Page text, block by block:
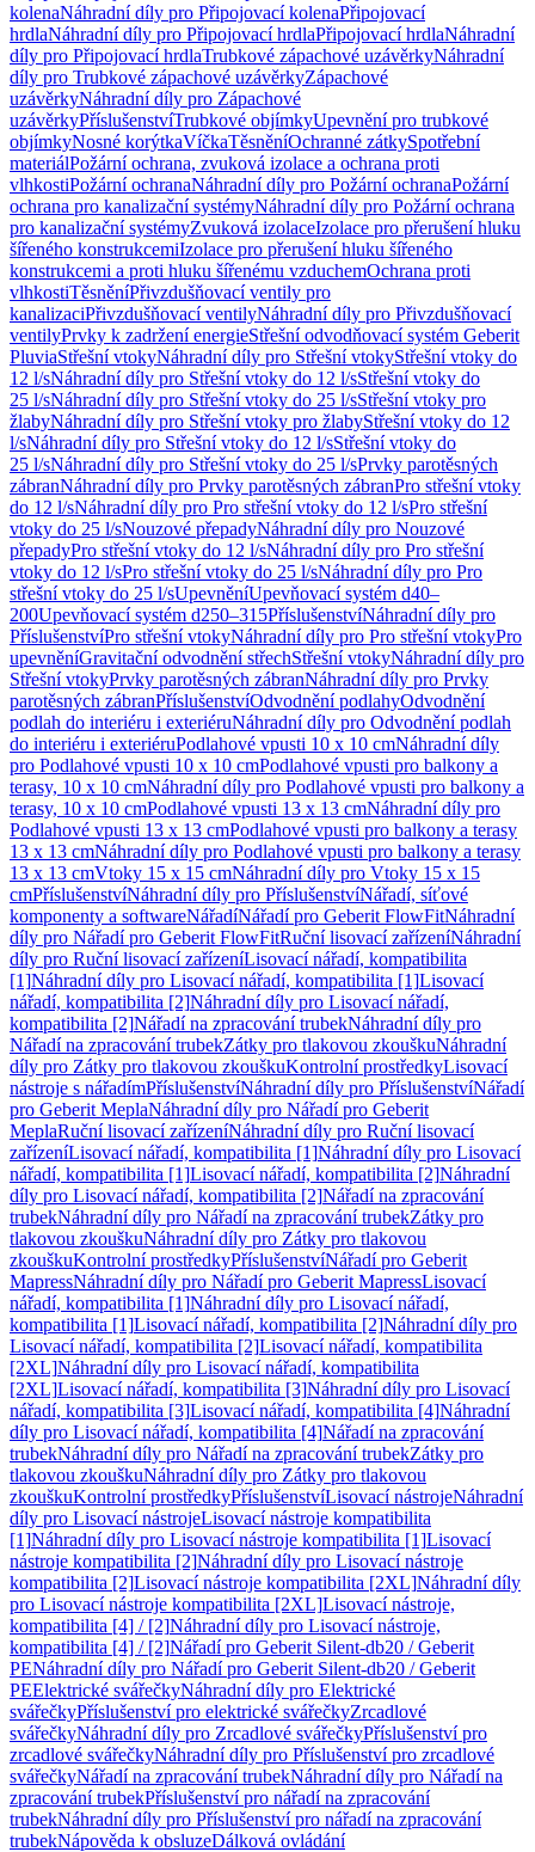
kolenaNáhradní díly pro Připojovací kolenaPřipojovací
hrdlaNáhradní díly pro Připojovací hrdlaPřipojovací hrdlaNáhradní
díly pro Připojovací hrdlaTrubkové zápachové uzávěrkyNáhradní
díly pro Trubkové zápachové uzávěrkyZápachové
uzávěrkyNáhradní díly pro Zápachové
uzávěrkyPříslušenstvíTrubkové objímkyUpevnění pro trubkové
objímkyNosné korýtkaVíčkaTěsněníOchranné zátkySpotřební
materiálPožární ochrana, zvuková izolace a ochrana proti
vlhkostiPožární ochranaNáhradní díly pro Požární ochranaPožární
ochrana pro kanalizační systémyNáhradní díly pro Požární ochrana
pro kanalizační systémyZvuková izolaceIzolace pro přerušení hluku
šířeného konstrukcemiIzolace pro přerušení hluku šířeného
konstrukcemi a proti hluku šířenému vzduchemOchrana proti
vlhkostiTěsněníPřivzdušňovací ventily pro
kanalizaciPřivzdušňovací ventilyNáhradní díly pro Přivzdušňovací
ventilyPrvky k zadržení energieStřešní odvodňovací systém Geberit
PluviaStřešní vtokyNáhradní díly pro Střešní vtokyStřešní vtoky do
12 l/sNáhradní díly pro Střešní vtoky do 12 l/sStřešní vtoky do
25 l/sNáhradní díly pro Střešní vtoky do 25 l/sStřešní vtoky pro
žlabyNáhradní díly pro Střešní vtoky pro žlabyStřešní vtoky do 12
l/sNáhradní díly pro Střešní vtoky do 12 l/sStřešní vtoky do
25 l/sNáhradní díly pro Střešní vtoky do 25 l/sPrvky parotěsných
zábranNáhradní díly pro Prvky parotěsných zábranPro střešní vtoky
do 12 l/sNáhradní díly pro Pro střešní vtoky do 12 l/sPro střešní
vtoky do 25 l/sNouzové přepadyNáhradní díly pro Nouzové
přepadyPro střešní vtoky do 12 l/sNáhradní díly pro Pro střešní
vtoky do 12 l/sPro střešní vtoky do 25 l/sNáhradní díly pro Pro
střešní vtoky do 25 l/sUpevněníUpevňovací systém d40–
200Upevňovací systém d250–315PříslušenstvíNáhradní díly pro
PříslušenstvíPro střešní vtokyNáhradní díly pro Pro střešní vtokyPro
upevněníGravitační odvodnění střechStřešní vtokyNáhradní díly pro
Střešní vtokyPrvky parotěsných zábranNáhradní díly pro Prvky
parotěsných zábranPříslušenstvíOdvodnění podlahyOdvodnění
podlah do interiéru i exteriéruNáhradní díly pro Odvodnění podlah
do interiéru i exteriéruPodlahové vpusti 10 x 10 cmNáhradní díly
pro Podlahové vpusti 10 x 10 cmPodlahové vpusti pro balkony a
terasy, 10 x 10 cmNáhradní díly pro Podlahové vpusti pro balkony a
terasy, 10 x 10 cmPodlahové vpusti 13 x 13 cmNáhradní díly pro
Podlahové vpusti 13 x 13 cmPodlahové vpusti pro balkony a terasy
13 x 13 cmNáhradní díly pro Podlahové vpusti pro balkony a terasy
13 x 13 cmVtoky 15 x 15 cmNáhradní díly pro Vtoky 15 x 15
cmPříslušenstvíNáhradní díly pro PříslušenstvíNářadí, síťové
komponenty a softwareNářadíNářadí pro Geberit FlowFitNáhradní
díly pro Nářadí pro Geberit FlowFitRuční lisovací zařízeníNáhradní
díly pro Ruční lisovací zařízeníLisovací nářadí, kompatibilita
[1]Náhradní díly pro Lisovací nářadí, kompatibilita [1]Lisovací
nářadí, kompatibilita [2]Náhradní díly pro Lisovací nářadí,
kompatibilita [2]Nářadí na zpracování trubekNáhradní díly pro
Nářadí na zpracování trubekZátky pro tlakovou zkouškuNáhradní
díly pro Zátky pro tlakovou zkouškuKontrolní prostředkyLisovací
nástroje s nářadímPříslušenstvíNáhradní díly pro PříslušenstvíNářadí
pro Geberit MeplaNáhradní díly pro Nářadí pro Geberit
MeplaRuční lisovací zařízeníNáhradní díly pro Ruční lisovací
zařízeníLisovací nářadí, kompatibilita [1]Náhradní díly pro Lisovací
nářadí, kompatibilita [1]Lisovací nářadí, kompatibilita [2]Náhradní
díly pro Lisovací nářadí, kompatibilita [2]Nářadí na zpracování
trubekNáhradní díly pro Nářadí na zpracování trubekZátky pro
tlakovou zkouškuNáhradní díly pro Zátky pro tlakovou
zkouškuKontrolní prostředkyPříslušenstvíNářadí pro Geberit
MapressNáhradní díly pro Nářadí pro Geberit MapressLisovací
nářadí, kompatibilita [1]Náhradní díly pro Lisovací nářadí,
kompatibilita [1]Lisovací nářadí, kompatibilita [2]Náhradní díly pro
Lisovací nářadí, kompatibilita [2]Lisovací nářadí, kompatibilita
[2XL]Náhradní díly pro Lisovací nářadí, kompatibilita
[2XL]Lisovací nářadí, kompatibilita [3]Náhradní díly pro Lisovací
nářadí, kompatibilita [3]Lisovací nářadí, kompatibilita [4]Náhradní
díly pro Lisovací nářadí, kompatibilita [4]Nářadí na zpracování
trubekNáhradní díly pro Nářadí na zpracování trubekZátky pro
tlakovou zkouškuNáhradní díly pro Zátky pro tlakovou
zkouškuKontrolní prostředkyPříslušenstvíLisovací nástrojeNáhradní
díly pro Lisovací nástrojeLisovací nástroje kompatibilita
[1]Náhradní díly pro Lisovací nástroje kompatibilita [1]Lisovací
nástroje kompatibilita [2]Náhradní díly pro Lisovací nástroje
kompatibilita [2]Lisovací nástroje kompatibilita [2XL]Náhradní díly
pro Lisovací nástroje kompatibilita [2XL]Lisovací nástroje,
kompatibilita [4] / [2]Náhradní díly pro Lisovací nástroje,
kompatibilita [4] / [2]Nářadí pro Geberit Silent-db20 / Geberit
PENáhradní díly pro Nářadí pro Geberit Silent-db20 / Geberit
PEElektrické svářečkyNáhradní díly pro Elektrické
svářečkyPříslušenství pro elektrické svářečkyZrcadlové
svářečkyNáhradní díly pro Zrcadlové svářečkyPříslušenství pro
zrcadlové svářečkyNáhradní díly pro Příslušenství pro zrcadlové
svářečkyNářadí na zpracování trubekNáhradní díly pro Nářadí na
zpracování trubekPříslušenství pro nářadí na zpracování
trubekNáhradní díly pro Příslušenství pro nářadí na zpracování
trubekNápověda k obsluzeDálková ovládání